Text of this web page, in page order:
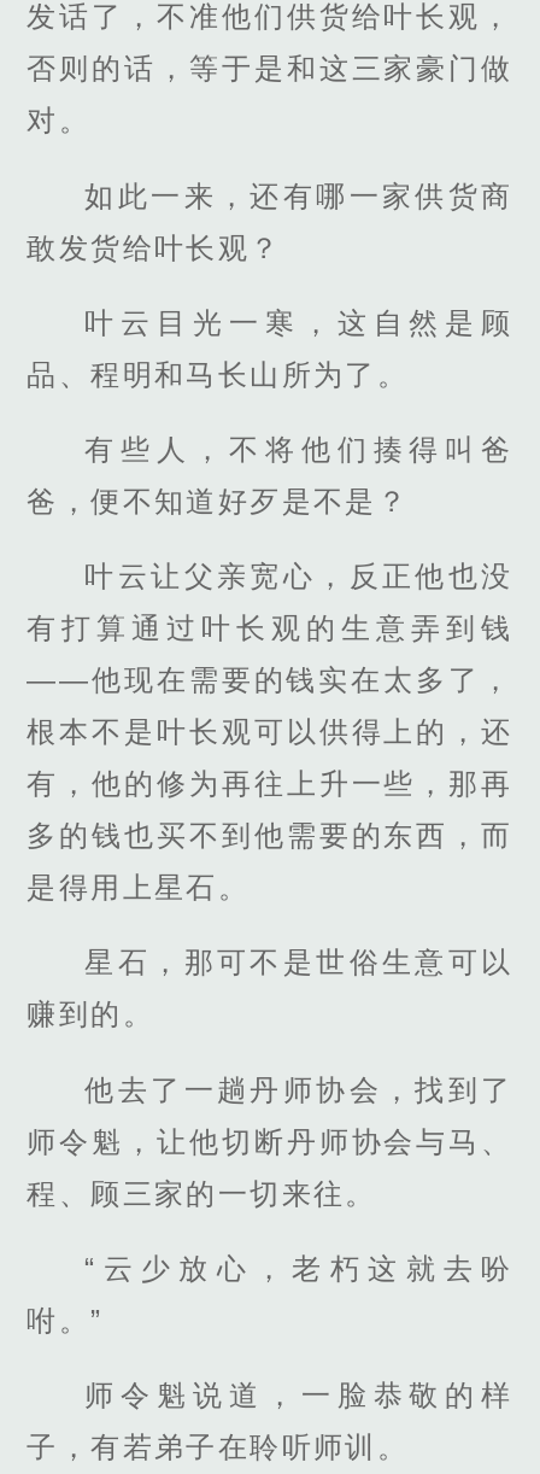
发话了，不准他们供货给叶长观，
否则的话，等于是和这三家豪门做
对。
如此一来，还有哪一家供货商
敢发货给叶长观？
叶云目光一寒，这自然是顾
品、程明和马长山所为了。
有些人，不将他们揍得叫爸
爸，便不知道好歹是不是？
叶云让父亲宽心，反正他也没
有打算通过叶长观的生意弄到钱
——他现在需要的钱实在太多了，
根本不是叶长观可以供得上的，还
有，他的修为再往上升一些，那再
多的钱也买不到他需要的东西，而
是得用上星石。
星石，那可不是世俗生意可以
赚到的。
他去了一趟丹师协会，找到了
师令魁，让他切断丹师协会与马、
程、顾三家的一切来往。
“云少放心，老朽这就去吩
咐。”
师令魁说道，一脸恭敬的样
子，有若弟子在聆听师训。